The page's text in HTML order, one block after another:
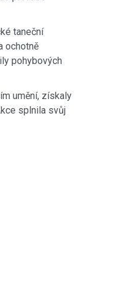
taneční
ochotně
pohybových
umění, získaly
splnila svůj